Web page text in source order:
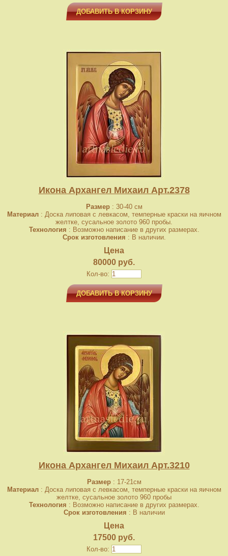
ДОБАВИТЬ В КОРЗИНУ
Икона Архангел Михаил Арт.2378
Размер: 30-40 см
Материал: Доска липовая с левкасом, темперные краски на яичном
желтке, сусальное золото 960 пробы.
Технология : Возможно написание в других размерах.
Срок изготовления : В наличии.
Цена
80000 руб.
Кол-во:
ДОБАВИТЬ В КОРЗИНУ
Икона Архангел Михаил Арт.3210
Размер: 17-21см
Материал: Доска липовая с левкасом, темперные краски на яичном
желтке, сусальное золото 960 пробы
Технология : Возможно написание в других размерах.
Срок изготовления : В наличии
Цена
17500 руб.
Кол-во: